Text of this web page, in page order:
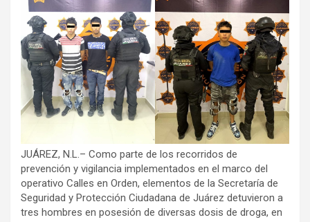
JUÁREZ, N.L.– Como parte de los recorridos de
prevención y vigilancia implementados en el marco del
operativo Calles en Orden, elementos de la Secretaría de
Seguridad y Protección Ciudadana de Juárez detuvieron a
tres hombres en posesión de diversas dosis de droga, en